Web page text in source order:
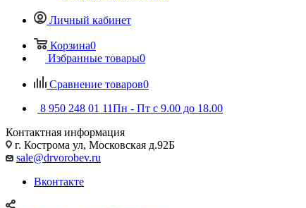
Личный кабинет
Корзина0
Избранные товары0
Сравнение товаров0
8 950 248 01 11Пн - Пт с 9.00 до 18.00
Контактная информация
г. Кострома ул, Московская д.92Б
sale@drvorobev.ru
Вконтакте